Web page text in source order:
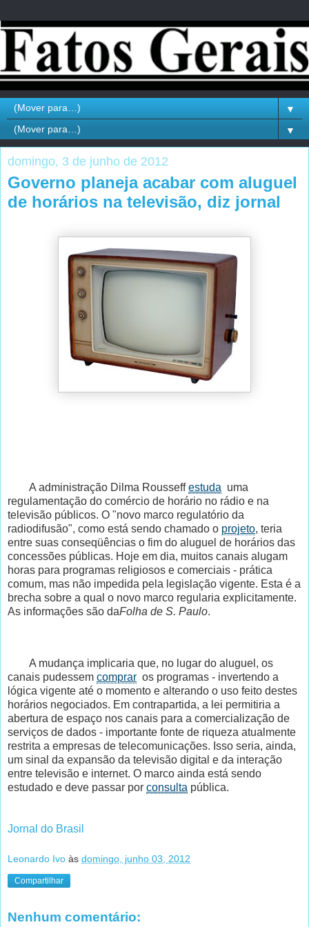
▼
▼
domingo, 3 de junho de 2012
Governo planeja acabar com aluguel
de horários na televisão, diz jornal
A administração Dilma Rousseffestuda uma
regulamentação do comércio de horário no rádio e na
televisão públicos. O "novo marco regulatório da
radiodifusão", como está sendo chamado o projeto, teria
entre suas conseqüências o fim do aluguel de horários das
concessões públicas. Hoje em dia, muitos canais alugam
horas para programas religiosos e comerciais - prática
comum, mas não impedida pela legislação vigente. Esta é a
brecha sobre a qual o novo marco regularia explicitamente.
As informações são daFolha de S. Paulo.
A mudança implicaria que, no lugar do aluguel, os
canais pudessem comprar os programas - invertendo a
lógica vigente até o momento e alterando o uso feito destes
horários negociados. Em contrapartida, a lei permitiria a
abertura de espaço nos canais para a comercialização de
serviços de dados - importante fonte de riqueza atualmente
restrita a empresas de telecomunicações. Isso seria, ainda,
um sinal da expansão da televisão digital e da interação
entre televisão e internet. O marco ainda está sendo
estudado e deve passar por consulta pública.
Jornal do Brasil
Leonardo Ivo às domingo, junho 03, 2012
Compartilhar
Nenhum comentário: